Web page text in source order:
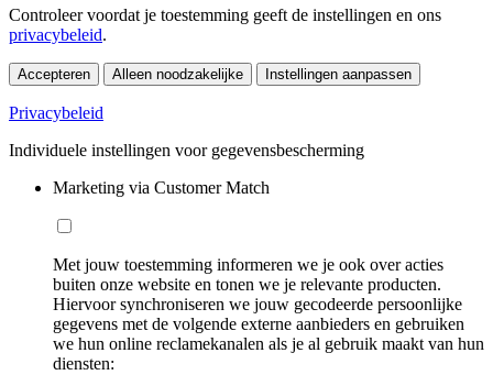
Controleer voordat je toestemming geeft de instellingen en ons
privacybeleid.
Accepteren Alleen noodzakelijke Instellingen aanpassen
Privacybeleid
Individuele instellingen voor gegevensbescherming
Marketing via Customer Match
Met jouw toestemming informeren we je ook over acties
buiten onze website en tonen we je relevante producten.
Hiervoor synchroniseren we jouw gecodeerde persoonlijke
gegevens met de volgende externe aanbieders en gebruiken
we hun online reclamekanalen als je al gebruik maakt van hun
diensten: